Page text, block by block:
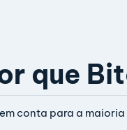
que
conta para a